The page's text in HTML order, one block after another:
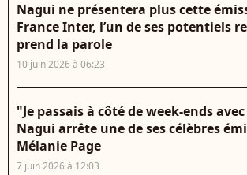
Nagui ne présentera plus cette
France Inter, l’un de ses potentiels
prend la parole
10 juin 2026 à 06:23
"Je passais à côté de week-ends
Nagui arrête une de ses célèbres
Mélanie Page
7 juin 2026 à 12:03